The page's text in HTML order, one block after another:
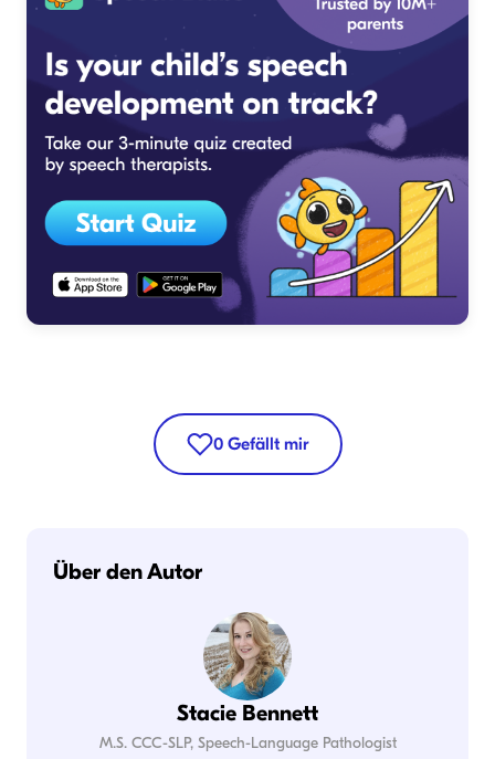
0 Gefällt mir
Über den Autor
Stacie Bennett
M.S. CCC-SLP, Speech-Language Pathologist